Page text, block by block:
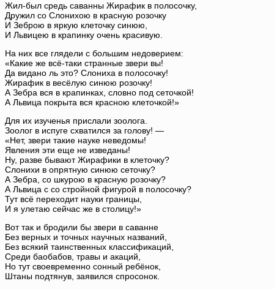
Жил-был средь саванны Жирафик в полосочку,
Дружил со Слонихою в красную розочку
И Зеброю в яркую клеточку синюю,
И Львицею в крапинку очень красивую.
На них все глядели с большим недоверием:
«Какие же всё-таки странные звери вы!
Да видано ль это? Слониха в полосочку!
Жирафик в весёлую синюю розочку!
А Зебра вся в крапинках, словно под сеточкой!
А Львица покрыта вся красною клеточкой!»
Для их изученья прислали зоолога.
Зоолог в испуге схватился за голову! —
«Нет, звери такие науке неведомы!
Явления эти еще не изведаны!
Ну, разве бывают Жирафики в клеточку?
Слонихи в опрятную синюю сеточку?
А Зебра, со шкурою в красную розочку?
А Львица с со стройной фигурой в полосочку?
Тут всё переходит науки границы,
И я улетаю сейчас же в столицу!»
Вот так и бродили бы звери в саванне
Без верных и точных научных названий,
Без всякий таинственных классификаций,
Среди баобабов, травы и акаций,
Но тут своевременно сонный ребёнок,
Штаны подтянув, заявился спросонок.